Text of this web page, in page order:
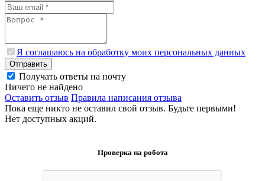
Я соглашаюсь на обработку моих персональных данных
Отправить
Получать ответы на почту
Ничего не найдено
Оставить отзыв Правила написания отзыва
Пока еще никто не оставил свой отзыв. Будьте первыми!
Нет доступных акций.
Проверка на робота